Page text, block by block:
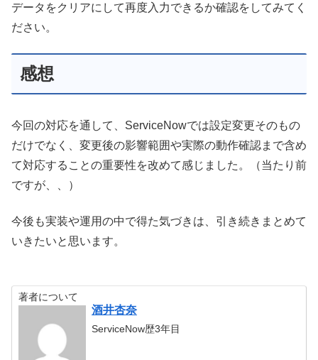
データをクリアにして再度入力できるか確認をしてみてく
ださい。
感想
今回の対応を通して、ServiceNowでは設定変更そのもの
だけでなく、変更後の影響範囲や実際の動作確認まで含め
て対応することの重要性を改めて感じました。（当たり前
ですが、、）
今後も実装や運用の中で得た気づきは、引き続きまとめて
いきたいと思います。
著者について
酒井杏奈
ServiceNow歴3年目